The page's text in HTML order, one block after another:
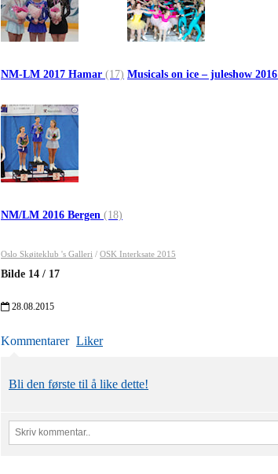
NM-LM 2017 Hamar (17) Musicals on ice – juleshow 2016
NM/LM 2016 Bergen (18)
Oslo Skøiteklub 's Galleri / OSK Interksate 2015
Bilde 14 / 17
28.08.2015
Kommentarer Liker
Bli den første til å like dette!